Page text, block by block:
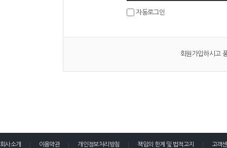
자동로그인
회원가입하시고
회사소개 이용약관 개인정보처리방침 책임의 한계 및 법적고지 고객